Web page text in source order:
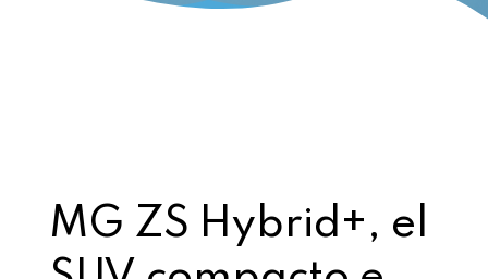
MG ZS Hybrid+, el